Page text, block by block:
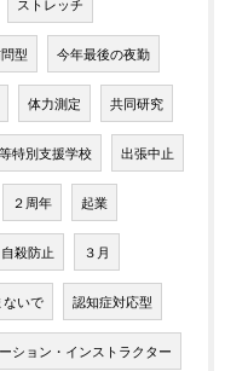
ストレッチ
型 今年最後の夜勤
体力測定 共同研究
特別支援学校 出張中止
２周年 起業
自殺防止 ３月
ないで 認知症対応型
ション・インストラクター